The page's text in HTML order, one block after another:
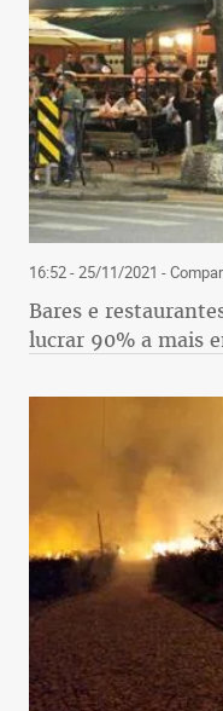
16:52 - 25/11/2021 -
Bares e
lucrar 90% a mais